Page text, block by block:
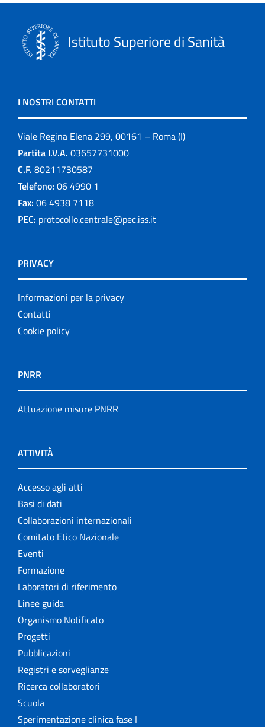
Istituto Superiore di Sanità
I NOSTRI CONTATTI
Viale Regina Elena 299, 00161 – Roma (I)
Partita I.V.A. 03657731000
C.F. 80211730587
Telefono: 06 4990 1
Fax: 06 4938 7118
PEC: protocollo.centrale@pec.iss.it
PRIVACY
Informazioni per la privacy
Contatti
Cookie policy
PNRR
Attuazione misure PNRR
ATTIVITÀ
Accesso agli atti
Basi di dati
Collaborazioni internazionali
Comitato Etico Nazionale
Eventi
Formazione
Laboratori di riferimento
Linee guida
Organismo Notificato
Progetti
Pubblicazioni
Registri e sorveglianze
Ricerca collaboratori
Scuola
Sperimentazione clinica fase I